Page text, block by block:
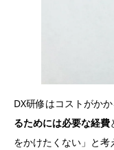
DX研修はコストがかか
るためには必要な経費
をかけたくない」と考